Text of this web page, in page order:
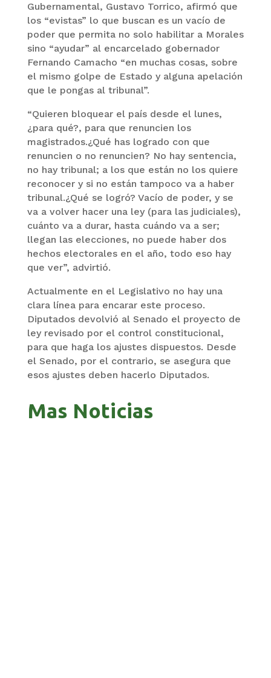
Gubernamental, Gustavo Torrico, afirmó que
los “evistas” lo que buscan es un vacío de
poder que permita no solo habilitar a Morales
sino “ayudar” al encarcelado gobernador
Fernando Camacho “en muchas cosas, sobre
el mismo golpe de Estado y alguna apelación
que le pongas al tribunal”.
“Quieren bloquear el país desde el lunes,
¿para qué?, para que renuncien los
magistrados.¿Qué has logrado con que
renuncien o no renuncien? No hay sentencia,
no hay tribunal; a los que están no los quiere
reconocer y si no están tampoco va a haber
tribunal.¿Qué se logró? Vacío de poder, y se
va a volver hacer una ley (para las judiciales),
cuánto va a durar, hasta cuándo va a ser;
llegan las elecciones, no puede haber dos
hechos electorales en el año, todo eso hay
que ver”, advirtió.
Actualmente en el Legislativo no hay una
clara línea para encarar este proceso.
Diputados devolvió al Senado el proyecto de
ley revisado por el control constitucional,
para que haga los ajustes dispuestos. Desde
el Senado, por el contrario, se asegura que
esos ajustes deben hacerlo Diputados.
Mas Noticias